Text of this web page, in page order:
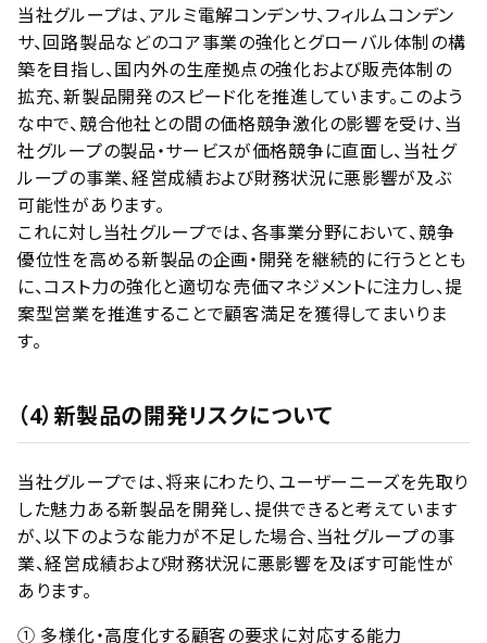
当社グループは、アルミ電解コンデンサ、フィルムコンデン
サ、回路製品などのコア事業の強化とグローバル体制の構
築を目指し、国内外の生産拠点の強化および販売体制の
拡充、新製品開発のスピード化を推進しています。このよう
な中で、競合他社との間の価格競争激化の影響を受け、当
社グループの製品・サービスが価格競争に直面し、当社グ
ループの事業、経営成績および財務状況に悪影響が及ぶ
可能性があります。
これに対し当社グループでは、各事業分野において、競争
優位性を高める新製品の企画・開発を継続的に行うととも
に、コスト力の強化と適切な売価マネジメントに注力し、提
案型営業を推進することで顧客満足を獲得してまいりま
す。
（4）新製品の開発リスクについて
当社グループでは、将来にわたり、ユーザーニーズを先取り
した魅力ある新製品を開発し、提供できると考えています
が、以下のような能力が不足した場合、当社グループの事
業、経営成績および財務状況に悪影響を及ぼす可能性が
あります。
① 多様化・高度化する顧客の要求に対応する能力